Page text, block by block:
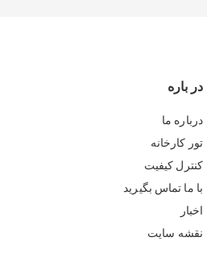
در باره
درباره ما
تور کارخانه
کنترل کیفیت
با ما تماس بگیرید
اخبار
نقشه سایت